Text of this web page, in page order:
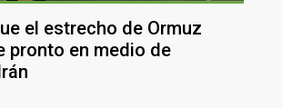
el estrecho de Ormuz
pronto en medio de